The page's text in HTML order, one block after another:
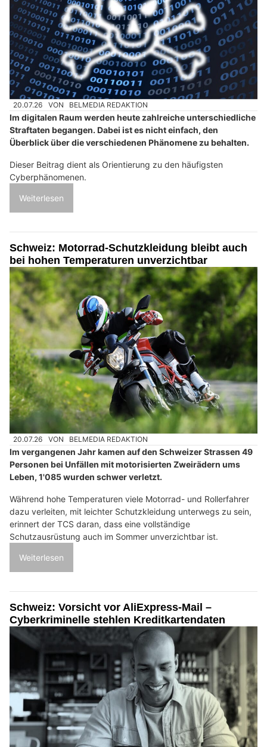
20.07.26 VON BELMEDIA REDAKTION
Im digitalen Raum werden heute zahlreiche unterschiedliche
Straftaten begangen. Dabei ist es nicht einfach, den
Überblick über die verschiedenen Phänomene zu behalten.
Dieser Beitrag dient als Orientierung zu den häufigsten
Cyberphänomenen.
Weiterlesen
Schweiz: Motorrad-Schutzkleidung bleibt auch
bei hohen Temperaturen unverzichtbar
20.07.26 VON BELMEDIA REDAKTION
Im vergangenen Jahr kamen auf den Schweizer Strassen 49
Personen bei Unfällen mit motorisierten Zweirädern ums
Leben, 1'085 wurden schwer verletzt.
Während hohe Temperaturen viele Motorrad- und Rollerfahrer
dazu verleiten, mit leichter Schutzkleidung unterwegs zu sein,
erinnert der TCS daran, dass eine vollständige
Schutzausrüstung auch im Sommer unverzichtbar ist.
Weiterlesen
Schweiz: Vorsicht vor AliExpress-Mail –
Cyberkriminelle stehlen Kreditkartendaten